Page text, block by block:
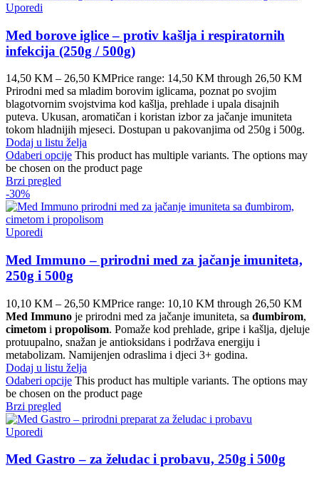
Uporedi
Med borove iglice – protiv kašlja i respiratornih
infekcija (250g / 500g)
14,50 KM – 26,50 KMPrice range: 14,50 KM through 26,50 KM
Prirodni med sa mladim borovim iglicama, poznat po svojim
blagotvornim svojstvima kod kašlja, prehlade i upala disajnih
puteva. Ukusan, aromatičan i koristan izbor za jačanje imuniteta
tokom hladnijih mjeseci. Dostupan u pakovanjima od 250g i 500g.
Dodaj u listu želja
Odaberi opcije This product has multiple variants. The options may
be chosen on the product page
Brzi pregled
-30%
Uporedi
Med Immuno – prirodni med za jačanje imuniteta,
250g i 500g
10,10 KM – 26,50 KMPrice range: 10,10 KM through 26,50 KM
Med Immuno je prirodni med za jačanje imuniteta, sa đumbirom,
cimetom i propolisom. Pomaže kod prehlade, gripe i kašlja, djeluje
protuupalno, snažan je antioksidans i podržava energiju i
metabolizam. Namijenjen odraslima i djeci 3+ godina.
Dodaj u listu želja
Odaberi opcije This product has multiple variants. The options may
be chosen on the product page
Brzi pregled
Uporedi
Med Gastro – za želudac i probavu, 250g i 500g